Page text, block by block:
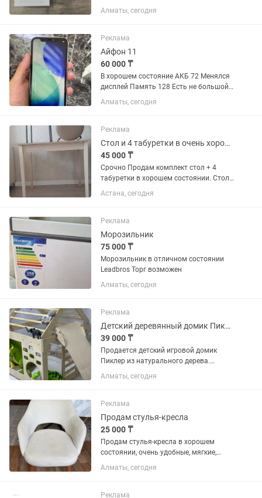
аккуратно,продаю в связи с покупкой
нового. Xiaomi 12 lite. Память 256 гб
Алматы, сегодня
Реклама
Айфон 11
60 000 ₸
В хорошем состояние АКБ 72 Менялся
дисплей Память 128 Есть не большой
торг
Алматы, сегодня
Реклама
Стол и 4 табуретки в очень хорошем состоянии
45 000 ₸
Срочно Продам комплект стол + 4
табуретки в хорошем состоянии. Стол
аккуратный, крепкий, без видимых
повреждений. Табуретки новые,
60 см. Подойдёт для кухни...
Астана, сегодня
Реклама
Морозильник
75 000 ₸
Морозильник в отличном состоянии
Leadbros Торг возможен
Алматы, сегодня
Реклама
Детский деревянный домик Пиклера
39 000 ₸
Продается детский игровой домик
Пиклер из натурального дерева.
Отличный вариант для активных игр
дома и физического развития ребенка.
несколько функций: лазалка, мини...
Алматы, сегодня
Реклама
Продам стулья-кресла
25 000 ₸
Продам стулья-кресла в хорошем
состоянии, очень удобные, мягкие,
стильные, ножки крепкие из дерева.
Цвет бежевый. Продаем в связи с
В наличии 12 стульев. Есть...
Алматы, сегодня
Реклама